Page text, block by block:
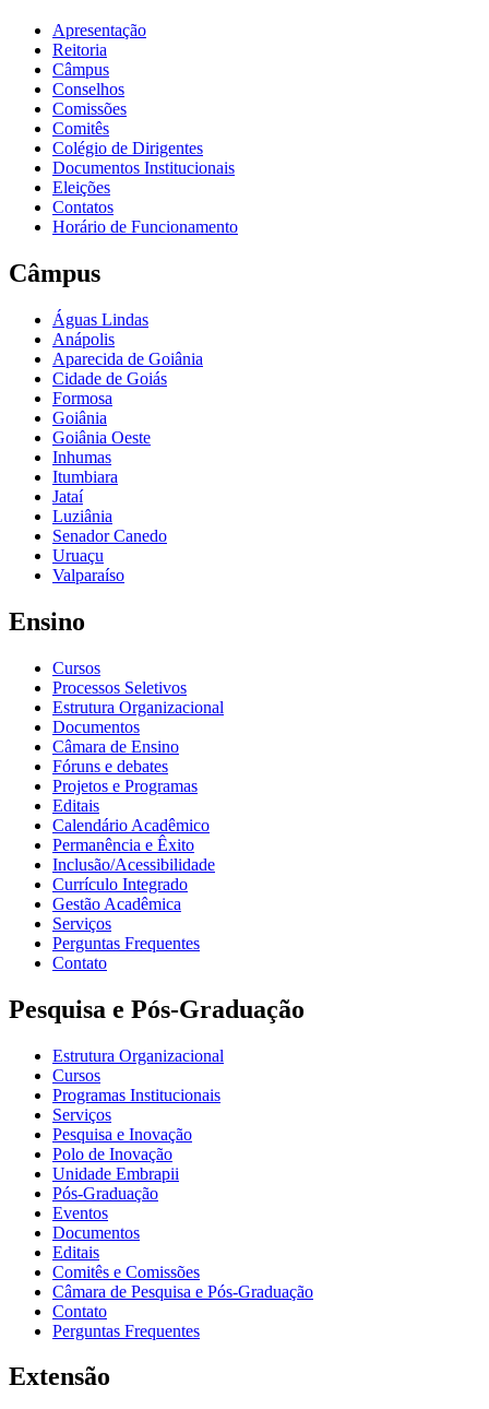
Apresentação
Reitoria
Câmpus
Conselhos
Comissões
Comitês
Colégio de Dirigentes
Documentos Institucionais
Eleições
Contatos
Horário de Funcionamento
Câmpus
Águas Lindas
Anápolis
Aparecida de Goiânia
Cidade de Goiás
Formosa
Goiânia
Goiânia Oeste
Inhumas
Itumbiara
Jataí
Luziânia
Senador Canedo
Uruaçu
Valparaíso
Ensino
Cursos
Processos Seletivos
Estrutura Organizacional
Documentos
Câmara de Ensino
Fóruns e debates
Projetos e Programas
Editais
Calendário Acadêmico
Permanência e Êxito
Inclusão/Acessibilidade
Currículo Integrado
Gestão Acadêmica
Serviços
Perguntas Frequentes
Contato
Pesquisa e Pós-Graduação
Estrutura Organizacional
Cursos
Programas Institucionais
Serviços
Pesquisa e Inovação
Polo de Inovação
Unidade Embrapii
Pós-Graduação
Eventos
Documentos
Editais
Comitês e Comissões
Câmara de Pesquisa e Pós-Graduação
Contato
Perguntas Frequentes
Extensão